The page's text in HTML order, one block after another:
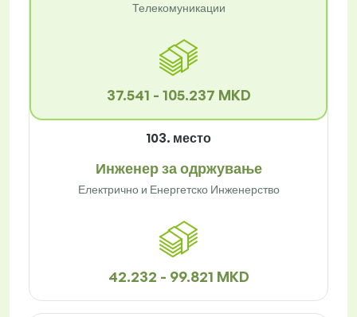
Телекомуникации
37.541 - 105.237 MKD
103. место
Инженер за одржување
Електрично и Енергетско Инженерство
42.232 - 99.821 MKD